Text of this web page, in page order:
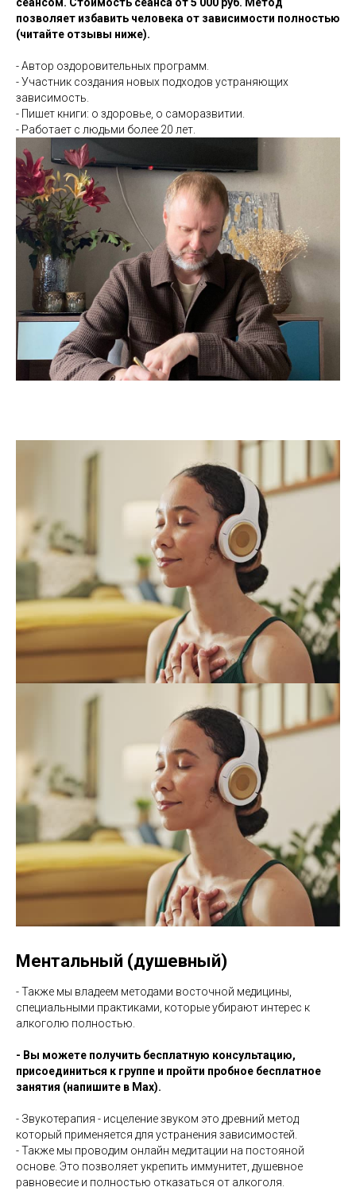
сеансом. Стоимость сеанса от 5 000 руб. Метод
позволяет избавить человека от зависимости полностью
(читайте отзывы ниже).
- Автор оздоровительных программ.
- Участник создания новых подходов устраняющих
зависимость.
- Пишет книги: о здоровье, о саморазвитии.
- Работает с людьми более 20 лет.
Ментальный (душевный)
- Также мы владеем методами восточной медицины,
специальными практиками, которые убирают интерес к
алкоголю полностью.
- Вы можете получить бесплатную консультацию,
присоединиться к группе и пройти пробное бесплатное
занятия (напишите в Мах).
- Звукотерапия - исцеление звуком это древний метод
который применяется для устранения зависимостей.
- Также мы проводим онлайн медитации на постояной
основе. Это позволяет укрепить иммунитет, душевное
равновесие и полностью отказаться от алкоголя.